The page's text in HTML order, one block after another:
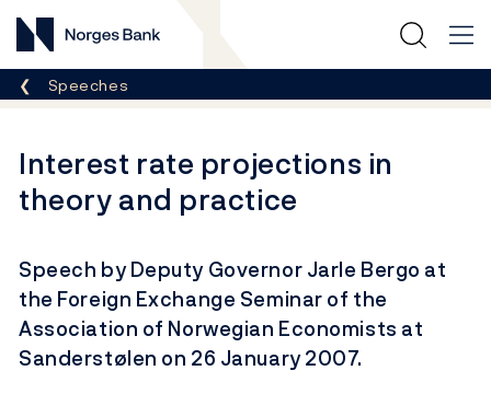
Norges Bank
Breadcrumb
Speeches
Interest rate projections in
theory and practice
Speech by Deputy Governor Jarle Bergo at
the Foreign Exchange Seminar of the
Association of Norwegian Economists at
Sanderstølen on 26 January 2007.